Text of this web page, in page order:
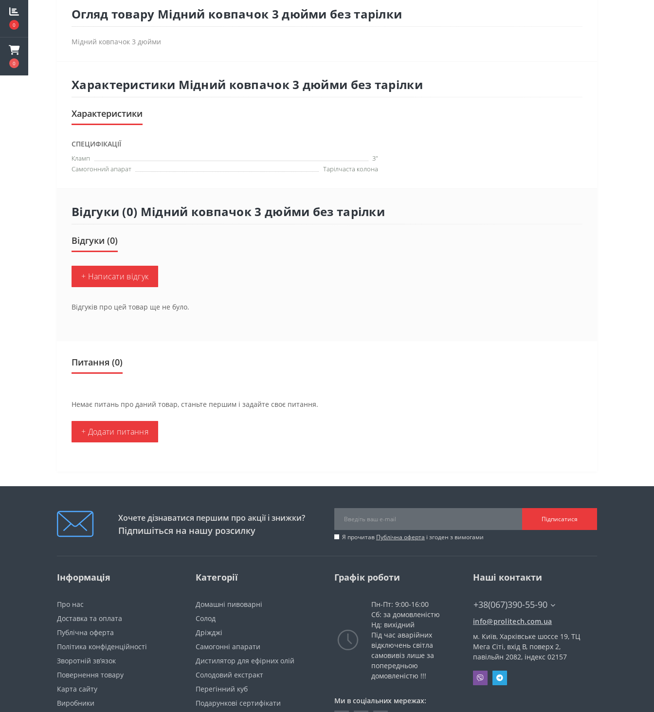
0
0
Огляд товару Мідний ковпачок 3 дюйми без тарілки
Мідний ковпачок 3 дюйми
Характеристики Мідний ковпачок 3 дюйми без тарілки
Характеристики
СПЕЦИФІКАЦІЇ
Кламп
3"
Самогонний апарат
Тарілчаста колона
Відгуки (0) Мідний ковпачок 3 дюйми без тарілки
Відгуки (0)
+ Написати відгук
Відгуків про цей товар ще не було.
Питання (0)
Немає питань про даний товар, станьте першим і задайте своє питання.
+ Додати питання
Хочете дізнаватися першим про акції і знижки?
Підпишіться на нашу розсилку
Підписатися
Я прочитав Публічна оферта і згоден з вимогами
Інформація
Про нас
Доставка та оплата
Публічна оферта
Політика конфіденційності
Зворотній зв’язок
Повернення товару
Карта сайту
Виробники
Категорії
Домашні пивоварні
Солод
Дріжджі
Самогонні апарати
Дистилятор для ефірних олій
Солодовий екстракт
Перегінний куб
Подарункові сертифікати
Графік роботи
Пн-Пт: 9:00-16:00
Сб: за домовленістю
Нд: вихідний
Під час аварійних
відключень світла
самовивіз лише за
попередньою
домовленістю !!!
Ми в соціальних мережах:
Наші контакти
+38(067)390-55-90
info@prolitech.com.ua
м. Київ, Харківське шоссе 19, ТЦ
Мега Сіті, вхід В, поверх 2,
павільйн 2082, індекс 02157